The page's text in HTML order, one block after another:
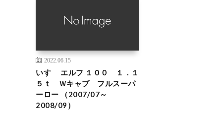
2022.06.15
いすゞ エルフ １００ １．１
５ｔ Ｗキャブ フルスーパ
ーロー （2007/07～
2008/09）